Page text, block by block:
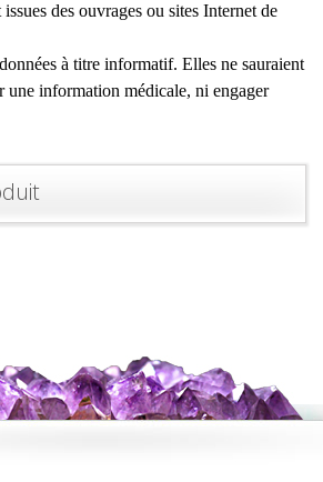
des ouvrages ou sites Internet de
à titre informatif. Elles ne sauraient
une information médicale, ni engager